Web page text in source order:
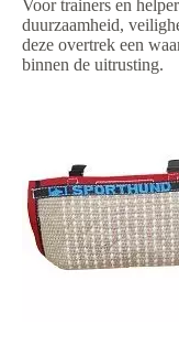
Voor trainers en
duurzaamheid,
deze overtrek een
binnen de uitrusting.